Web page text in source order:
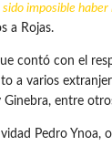
sido imposible
a Rojas.
contó con el
a varios
Ginebra, entre
Pedro Ynoa,